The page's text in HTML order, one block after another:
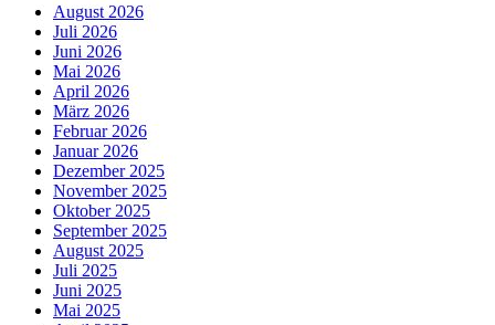
August 2026
Juli 2026
Juni 2026
Mai 2026
April 2026
März 2026
Februar 2026
Januar 2026
Dezember 2025
November 2025
Oktober 2025
September 2025
August 2025
Juli 2025
Juni 2025
Mai 2025